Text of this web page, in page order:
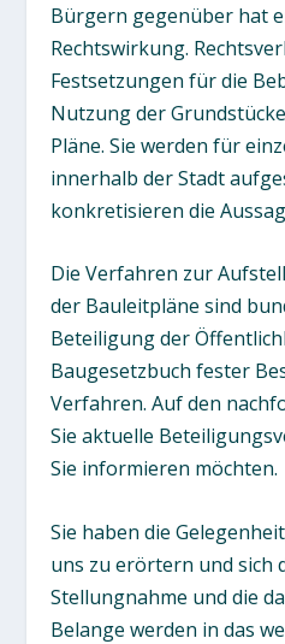
Bürgern gegenüber hat
Rechtswirkung.
Festsetzungen für die
Nutzung der
Pläne. Sie werden für
innerhalb der Stadt
konkretisieren die
Die Verfahren zur
der Bauleitpläne sind
Beteiligung der
Baugesetzbuch fester
Verfahren. Auf den
Sie aktuelle
Sie informieren möchten.
Sie haben die
uns zu erörtern und sich
Stellungnahme und die
Belange werden in das